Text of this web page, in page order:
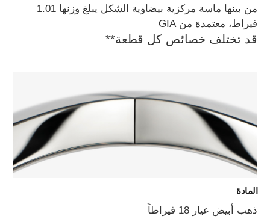
من بينها ماسة مركزية بيضاوية الشكل يبلغ وزنها 1.01
قيراط، معتمدة من GIA
قد تختلف خصائص كل قطعة**
المادة
ذهب أبيض عيار 18 قيراطاً